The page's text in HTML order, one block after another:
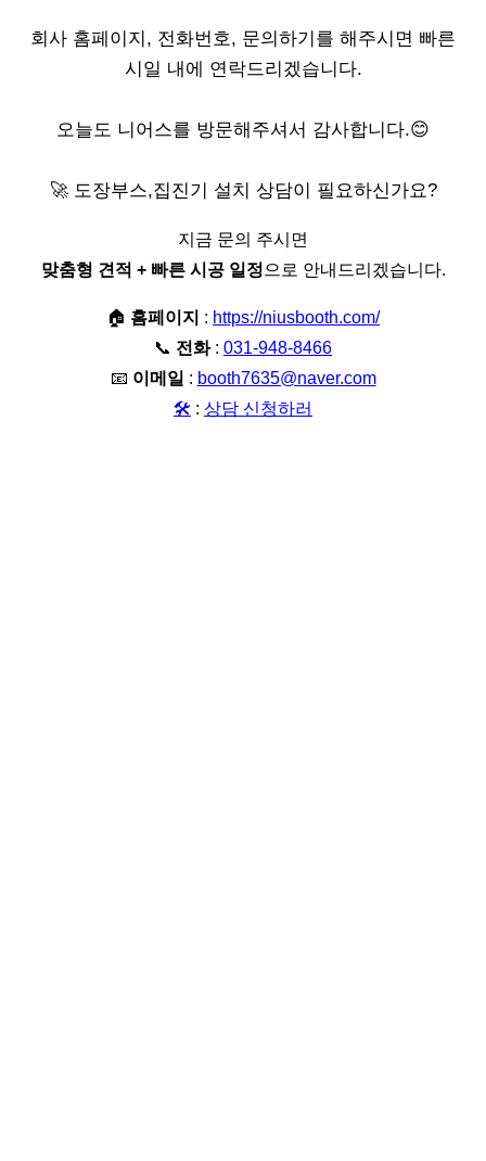
회사 홈페이지, 전화번호, 문의하기를 해주시면 빠른
시일 내에 연락드리겠습니다.
오늘도 니어스를 방문해주셔서 감사합니다.😊
🚀 도장부스,집진기 설치 상담이 필요하신가요?
지금 문의 주시면
맞춤형 견적 + 빠른 시공 일정으로 안내드리겠습니다.
🏠 홈페이지 : https://niusbooth.com/
📞 전화 : 031-948-8466
📧 이메일 : booth7635@naver.com
🛠️ : 상담 신청하러